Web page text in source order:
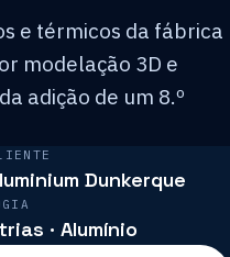
e térmicos da fábrica
modelação 3D e
adição de um 8.º
Dunkerque
· Alumínio